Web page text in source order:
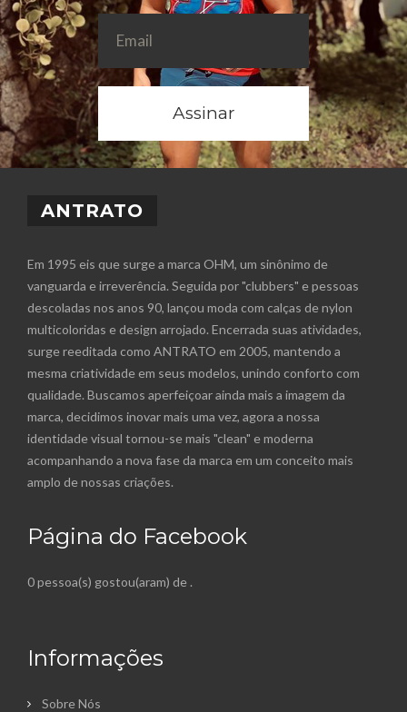
Assinar
ANTRATO
Em 1995 eis que surge a marca OHM, um sinônimo de
vanguarda e irreverência. Seguida por "clubbers" e pessoas
descoladas nos anos 90, lançou moda com calças de nylon
multicoloridas e design arrojado. Encerrada suas atividades,
surge reeditada como ANTRATO em 2005, mantendo a
mesma criatividade em seus modelos, unindo conforto com
qualidade. Buscamos aperfeiçoar ainda mais a imagem da
marca, decidimos inovar mais uma vez, agora a nossa
identidade visual tornou-se mais "clean" e moderna
acompanhando a nova fase da marca em um conceito mais
amplo de nossas criações.
Página do Facebook
0 pessoa(s) gostou(aram) de .
Informações
Sobre Nós